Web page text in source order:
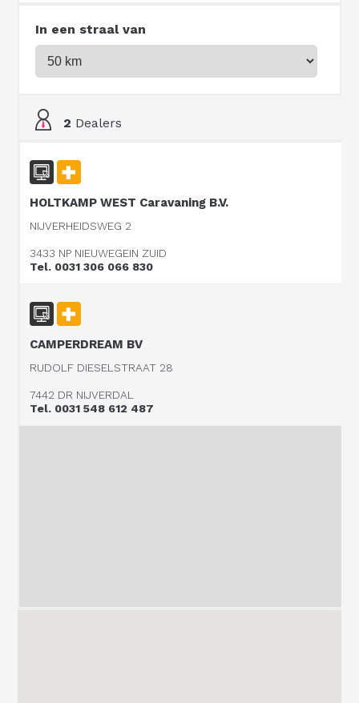
In een straal van
2 Dealers
HOLTKAMP WEST Caravaning B.V.
NIJVERHEIDSWEG 2
3433 NP NIEUWEGEIN ZUID
Tel. 0031 306 066 830
CAMPERDREAM BV
RUDOLF DIESELSTRAAT 28
7442 DR NIJVERDAL
Tel. 0031 548 612 487